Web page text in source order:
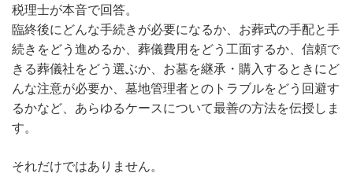
税理士が本音で回答。
臨終後にどんな手続きが必要になるか、お葬式の手配と手
続きをどう進めるか、葬儀費用をどう工面するか、信頼で
きる葬儀社をどう選ぶか、お墓を継承・購入するときにど
んな注意が必要か、墓地管理者とのトラブルをどう回避す
るかなど、あらゆるケースについて最善の方法を伝授しま
す。
それだけではありません。